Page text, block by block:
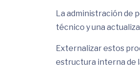
La administración de
técnico y una
Externalizar estos
estructura interna de